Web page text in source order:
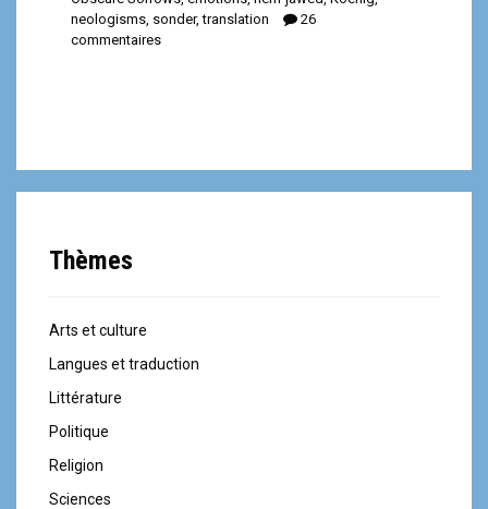
neologisms sonder,translation
26
commentaires
Thèmes
Arts et culture
Langues et traduction
Littérature
Politique
Religion
Sciences